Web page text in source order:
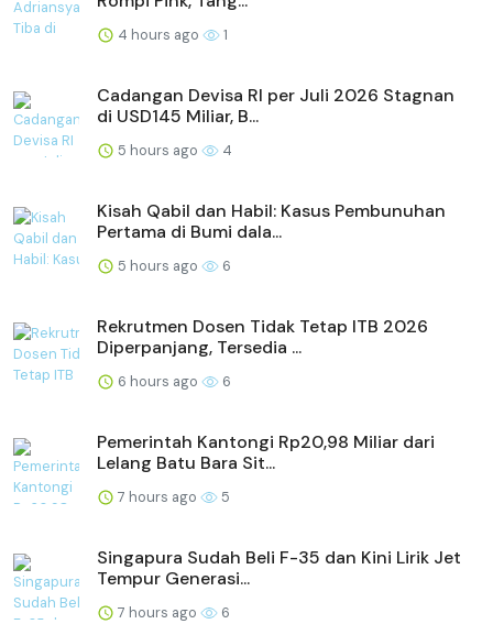
4 hours ago 1
Cadangan Devisa RI per Juli 2026 Stagnan
di USD145 Miliar, B...
5 hours ago 4
Kisah Qabil dan Habil: Kasus Pembunuhan
Pertama di Bumi dala...
5 hours ago 6
Rekrutmen Dosen Tidak Tetap ITB 2026
Diperpanjang, Tersedia ...
6 hours ago 6
Pemerintah Kantongi Rp20,98 Miliar dari
Lelang Batu Bara Sit...
7 hours ago 5
Singapura Sudah Beli F-35 dan Kini Lirik Jet
Tempur Generasi...
7 hours ago 6